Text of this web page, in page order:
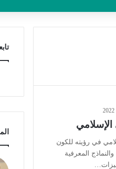
في رؤيته للكون
المعرفية